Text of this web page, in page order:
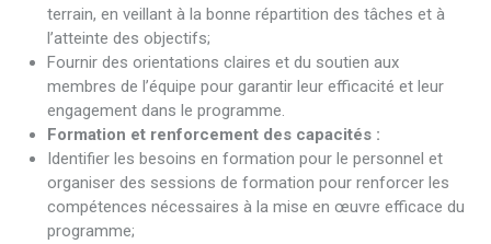
terrain, en veillant à la bonne répartition des tâches et à
l’atteinte des objectifs;
Fournir des orientations claires et du soutien aux
membres de l’équipe pour garantir leur efficacité et leur
engagement dans le programme.
Formation et renforcement des capacités :
Identifier les besoins en formation pour le personnel et
organiser des sessions de formation pour renforcer les
compétences nécessaires à la mise en œuvre efficace du
programme;